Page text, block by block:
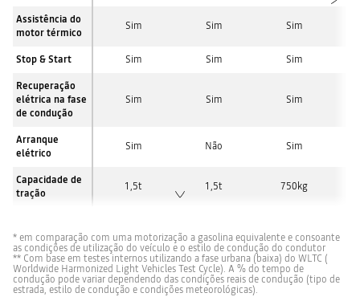
Assistência do
motor térmico
Sim Sim Sim
Stop & Start Sim Sim Sim
Recuperação
elétrica na fase
de condução
Sim Sim Sim
Arranque
elétrico
Sim Não Sim
Capacidade de
tração
1,5t 1,5t 750kg
* em comparação com uma motorização a gasolina equivalente e consoante
as condições de utilização do veículo e o estilo de condução do condutor
** Com base em testes internos utilizando a fase urbana (baixa) do WLTC (
Worldwide Harmonized Light Vehicles Test Cycle). A % do tempo de
condução pode variar dependendo das condições reais de condução (tipo de
estrada, estilo de condução e condições meteorológicas).